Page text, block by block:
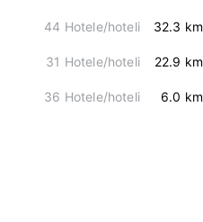
44 Hotele/hoteli 32.3 km
31 Hotele/hoteli 22.9 km
36 Hotele/hoteli 6.0 km